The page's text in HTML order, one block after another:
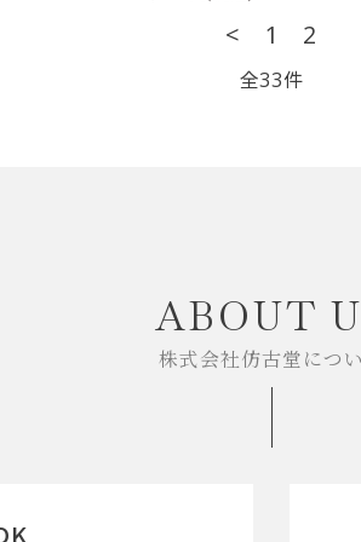
< 1 2
全33件
ABOUT
株式会社仿古堂につ